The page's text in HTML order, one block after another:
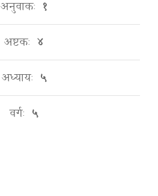
अनुवाकः १
अष्टकः ४
अध्यायः ५
वर्गः ५